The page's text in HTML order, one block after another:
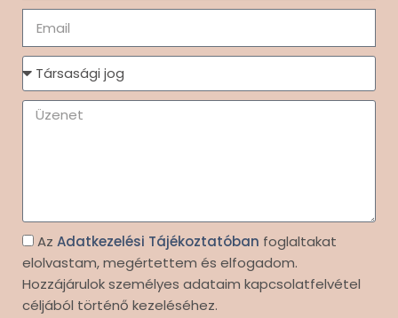
Az Adatkezelési Tájékoztatóban foglaltakat
elolvastam, megértettem és elfogadom.
Hozzájárulok személyes adataim kapcsolatfelvétel
céljából történő kezeléséhez.